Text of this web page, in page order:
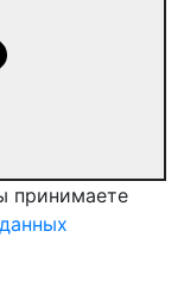
принимаете